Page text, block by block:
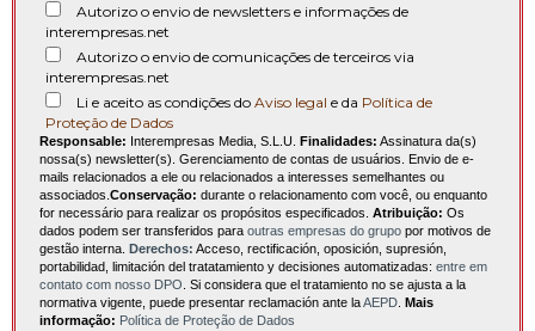
Autorizo o envio de newsletters e informações de
interempresas.net
Autorizo o envio de comunicações de terceiros via
interempresas.net
Li e aceito as condições do Aviso legal e da Política de
Proteção de Dados
Responsable: Interempresas Media, S.L.U. Finalidades: Assinatura da(s)
nossa(s) newsletter(s). Gerenciamento de contas de usuários. Envio de e-
mails relacionados a ele ou relacionados a interesses semelhantes ou
associados. Conservação: durante o relacionamento com você, ou enquanto
for necessário para realizar os propósitos especificados. Atribuição: Os
dados podem ser transferidos para outras empresas do grupo por motivos de
gestão interna. Derechos: Acceso, rectificación, oposición, supresión,
portabilidad, limitación del tratatamiento y decisiones automatizadas: entre em
contato com nosso DPO . Si considera que el tratamiento no se ajusta a la
normativa vigente, puede presentar reclamación ante laAEPD Mais
informação: Política de Proteção de Dados